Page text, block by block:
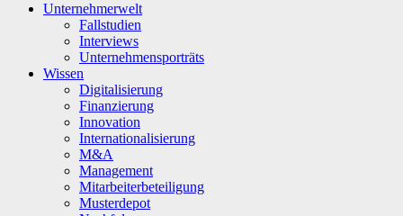
Unternehmerwelt
Fallstudien
Interviews
Unternehmensporträts
Wissen
Digitalisierung
Finanzierung
Innovation
Internationalisierung
M&A
Management
Mitarbeiterbeteiligung
Musterdepot